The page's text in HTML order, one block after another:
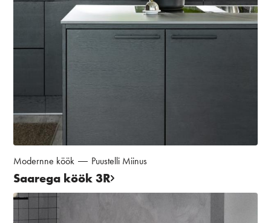
Modernne köök Puustelli Miinus
Saarega köök 3R